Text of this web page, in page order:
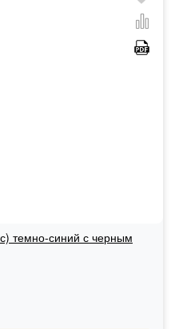
темно-синий с черным